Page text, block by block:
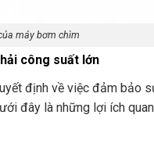
máy bơm chìm
công suất lớn
định về việc đảm bảo
đây là những lợi ích